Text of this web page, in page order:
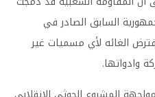
السابق الصادر في
يفترض الغائه لأي مسميات غير
وادواتها.